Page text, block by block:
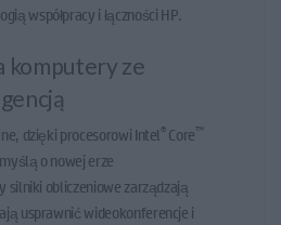
współpracy i łączności HP.
komputery ze
dzięki procesorowi Intel® Core™
o nowej erze
silniki obliczeniowe zarządzają
usprawnić wideokonferencje i